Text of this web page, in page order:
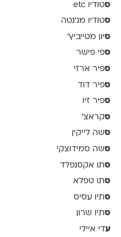
סטודיו etc
סטודיו מג'נטה
סיון מטייביץ׳
ספי פישר
ספיר ארזי
ספיר דוד
ספיר זיו
סקראצ׳
סשה לייקין
סשה סמידוצקי
סתו אקסנפלד
סתו טפלא
סתיו עסיס
סתיו שרון
עדי איילי